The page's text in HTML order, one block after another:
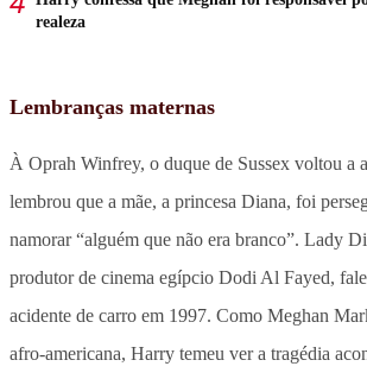
realeza
Lembranças maternas
À Oprah Winfrey, o duque de Sussex voltou a
lembrou que a mãe, a princesa Diana, foi
namorar “alguém que não era branco”. Lady
produtor de cinema egípcio Dodi Al Fayed,
acidente de carro em 1997. Como Meghan
afro-americana, Harry temeu ver a tragédia